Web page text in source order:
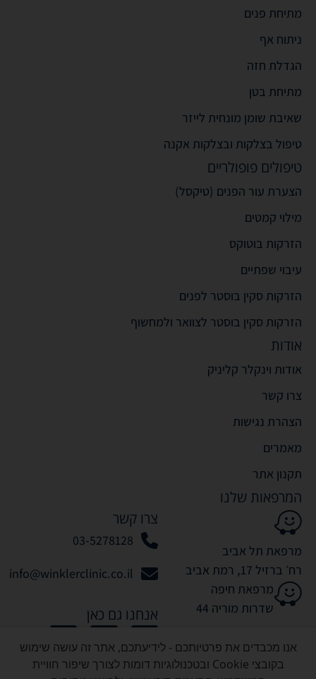
מתיחת פנים
ניתוח אף
הגדלת חזה
מתיחת בטן
שאיבת שומן מונחית לייזר
טיפול בצלקות ובצלקות אקנה
טיפולים פופולריים
הצערת עור הפנים (טיקסל)
מילוי קמטים
הזרקות בוטוקס
עיבוי שפתיים
הזרקות סקין בוסטר לפנים
הזרקות סקין בוסטר לצוואר ולמחשוף
אודות
אודות וינקלר קליניק
צרו קשר
הצהרת נגישות
מאמרים
תקנון אתר
המרפאות שלנו
מרפאת תל אביב
רח׳ ברזיל 17, רמת אביב
מרפאת חיפה
שדרות מוריה 44
צרו קשר
03-5278128
info@winklerclinic.co.il
אנחנו גם כאן
אנו מכבדים את פרטיותכם - לידיעתכם, אתר זה עושה שימוש
בקובצי Cookie ובטכנולוגיות דומות לצורך שיפור חוויית